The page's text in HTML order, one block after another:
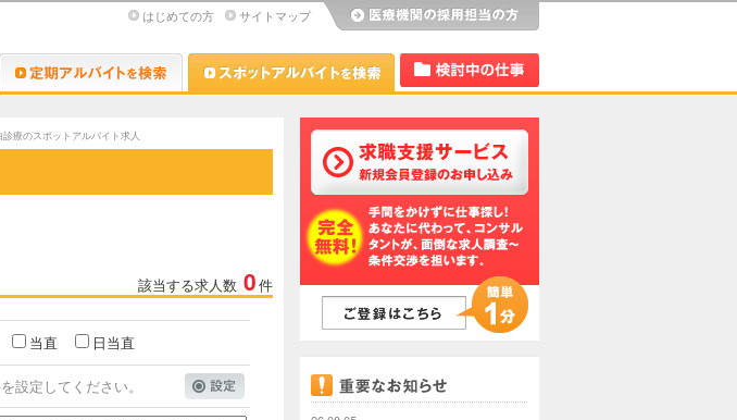
はじめての方 サイトマップ
Dr.転職なび Dr.アルなび Dr.アルなび
診療のスポットアルバイト求人
該当する求人数 0件
当直 日当直
設定してください。